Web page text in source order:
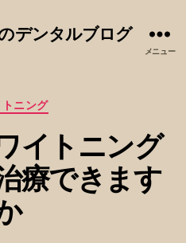
デンタルブログ
メニュー
カ
ゴ
リ
ー
ニング
イトニング
療できます